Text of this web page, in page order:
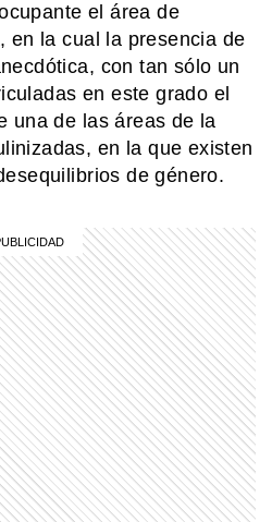
el área de
en la cual la presencia de
con tan sólo un
en este grado el
una de las áreas de la
en la que existen
de género.
EDUCATIVA
2.0: qué son las vacunas y
son importantes desde la
infancia
MAS
los perros dan vueltas antes
Leloir, el Premio Nobel
la salsa golf en Mar del
junio: la increíble coincidencia
Fangio y Sabato
pescador oriental: el pájaro